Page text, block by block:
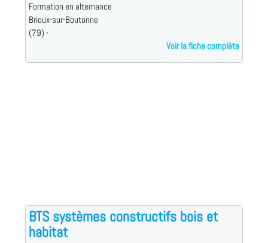
Formation en alternance
Brioux-sur-Boutonne
(79) -
Voir la fiche complète
BTS systèmes constructifs bois et
habitat